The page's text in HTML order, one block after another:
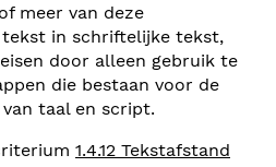
meer van deze
in schriftelijke tekst,
door alleen gebruik te
die bestaan voor de
taal en script.
1.4.12 Tekstafstand